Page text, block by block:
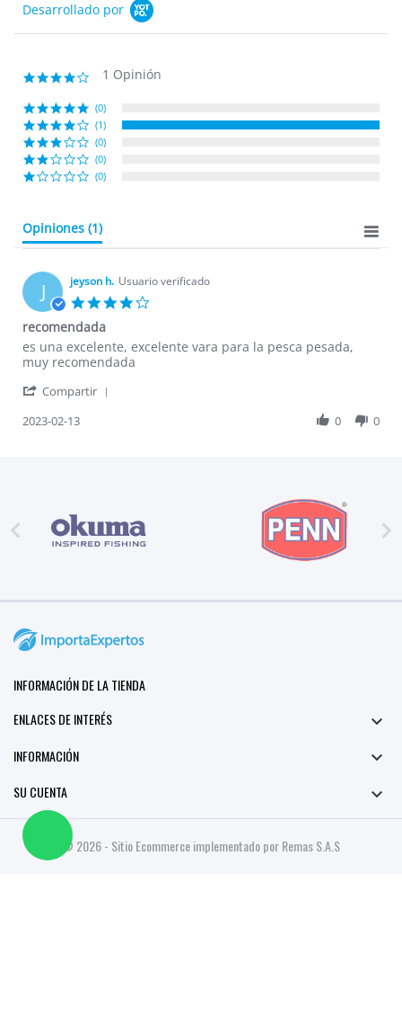
Desarrollado por
4.0
rating
1 Opinión
(0)
(1)
(0)
(0)
(0)
Opiniones (1)
J jeyson h. Usuario verificado
recomendada
Review
by
h.
13
review
stating
es una excelente, excelente vara para la pesca pesada,
muy recomendada
Compartir
2023
2023-02-13 0 0
 
INFORMACIÓN DE LA TIENDA
ENLACES DE INTERÉS

INFORMACIÓN 
SU CUENTA 
© 2026 - Sitio Ecommerce implementado por Remas S.A.S